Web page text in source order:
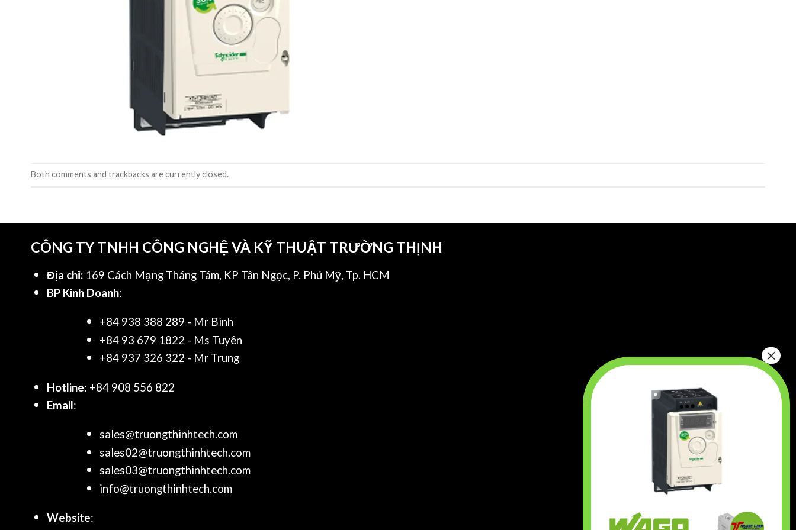
Both comments and trackbacks are currently closed.
CÔNG TY TNHH CÔNG NGHỆ VÀ KỸ THUẬT TRƯỜNG THỊNH
Địa chỉ: 169 Cách Mạng Tháng Tám, KP Tân Ngọc, P. Phú Mỹ, Tp. HCM
BP Kinh Doanh:
+84 938 388 289 - Mr Bình
+84 93 679 1822 - Ms Tuyên
+84 937 326 322 - Mr Trung
Hotline: +84 908 556 822
Email:
sales@truongthinhtech.com
sales02@truongthinhtech.com
sales03@truongthinhtech.com
info@truongthinhtech.com
Website: